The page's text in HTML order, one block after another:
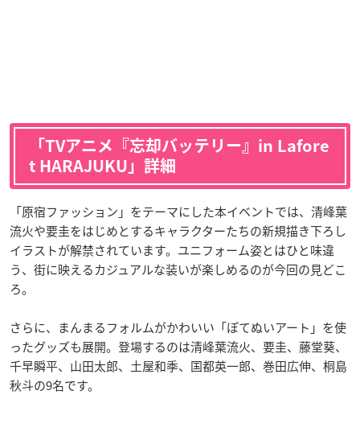
「TVアニメ『忘却バッテリー』in Lafore
t HARAJUKU」詳細
「原宿ファッション」をテーマにした本イベントでは、清峰葉
流火や要圭をはじめとするキャラクターたちの新規描き下ろし
イラストが解禁されています。ユニフォーム姿とはひと味違
う、街に映えるカジュアルな装いが楽しめるのが今回の見どこ
ろ。
さらに、まんまるフォルムがかわいい「ぽてぬいアート」を使
ったグッズも展開。登場するのは清峰葉流火、要圭、藤堂葵、
千早瞬平、山田太郎、土屋和季、国都英一郎、巻田広伸、桐島
秋斗の9名です。